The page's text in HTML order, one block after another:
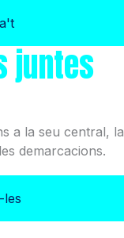
juntes
a la seu central, la
demarcacions.
les